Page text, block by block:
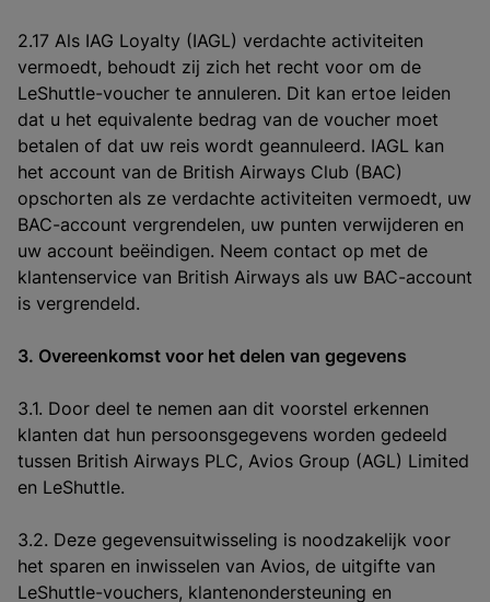
2.17 Als IAG Loyalty (IAGL) verdachte activiteiten
vermoedt, behoudt zij zich het recht voor om de
LeShuttle-voucher te annuleren. Dit kan ertoe leiden
dat u het equivalente bedrag van de voucher moet
betalen of dat uw reis wordt geannuleerd. IAGL kan
het account van de British Airways Club (BAC)
opschorten als ze verdachte activiteiten vermoedt, uw
BAC-account vergrendelen, uw punten verwijderen en
uw account beëindigen. Neem contact op met de
klantenservice van British Airways als uw BAC-account
is vergrendeld.
3. Overeenkomst voor het delen van gegevens
3.1. Door deel te nemen aan dit voorstel erkennen
klanten dat hun persoonsgegevens worden gedeeld
tussen British Airways PLC, Avios Group (AGL) Limited
en LeShuttle.
3.2. Deze gegevensuitwisseling is noodzakelijk voor
het sparen en inwisselen van Avios, de uitgifte van
LeShuttle-vouchers, klantenondersteuning en